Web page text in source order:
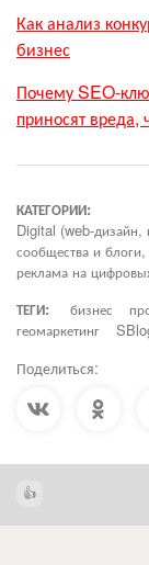
Как анализ
бизнес
Почему SEO-
приносят
КАТЕГОРИИ:
Digital (web-дизайн,
сообщества и
реклама на
ТЕГИ:
бизнес
геомаркетинг
Поделиться: